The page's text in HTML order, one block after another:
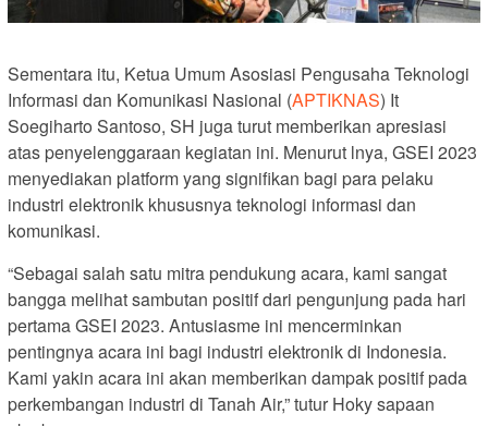
Sementara itu, Ketua Umum Asosiasi Pengusaha Teknologi
Informasi dan Komunikasi Nasional (APTIKNAS) It
Soegiharto Santoso, SH juga turut memberikan apresiasi
atas penyelenggaraan kegiatan ini. Menurut lnya, GSEI 2023
menyediakan platform yang signifikan bagi para pelaku
industri elektronik khususnya teknologi informasi dan
komunikasi.
“Sebagai salah satu mitra pendukung acara, kami sangat
bangga melihat sambutan positif dari pengunjung pada hari
pertama GSEI 2023. Antusiasme ini mencerminkan
pentingnya acara ini bagi industri elektronik di Indonesia.
Kami yakin acara ini akan memberikan dampak positif pada
perkembangan industri di Tanah Air,” tutur Hoky sapaan